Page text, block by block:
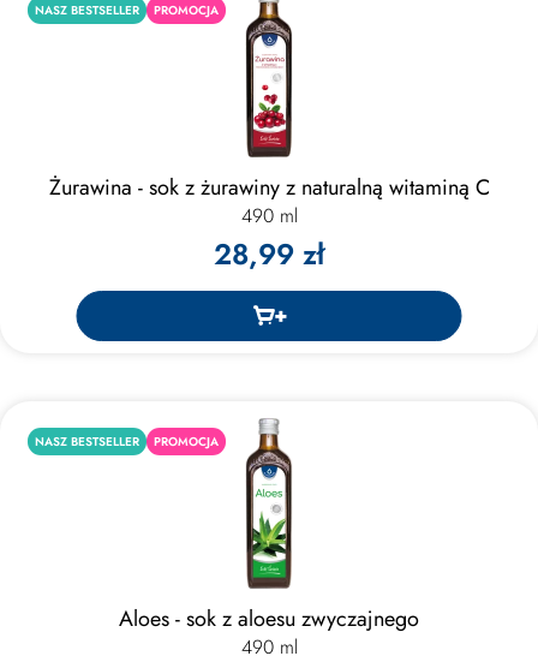
NASZ BESTSELLER PROMOCJA
Żurawina - sok z żurawiny z naturalną witaminą C
490 ml
28,99 zł
NASZ BESTSELLER PROMOCJA
Aloes - sok z aloesu zwyczajnego
490 ml